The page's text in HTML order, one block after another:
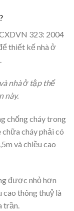
323: 2004
thiết kế nhà ở
nhà ở tập thể
này.
chống cháy trong
cháy phải có
và chiều cao
được nhỏ hơn
cao thông thuỷ là
trần.